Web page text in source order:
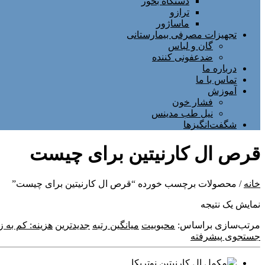
ترازو
ماساژور
تجهیزات مصرفی بیمارستانی
گان و لباس
ضدعفونی کننده
درباره ما
تماس با ما
آموزش
فشار خون
نیل طب مدینس
شگفت‌انگیزها
قرص ال کارنیتین برای چیست
خانه / محصولات برچسب خورده “قرص ال کارنیتین برای چیست”
نمایش یک نتیجه
مرتب‌سازی براساس: محبوبیت میانگین رتبه جدیدترین هزینه: کم به
جستجوی پیشرفته